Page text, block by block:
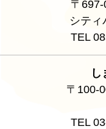
〒
シティ
TEL
〒100-
TEL